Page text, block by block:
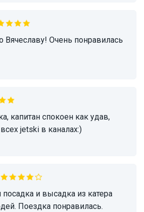
jetski в каналах:)
Поездка понравилась.